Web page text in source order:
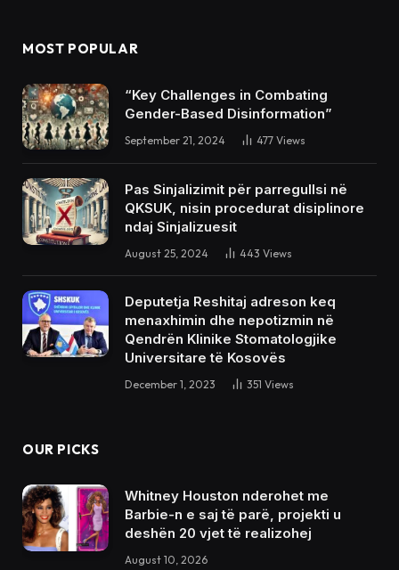
MOST POPULAR
“Key Challenges in Combating
Gender-Based Disinformation”
September 21, 2024 477 Views
Pas Sinjalizimit për parregullsi në
QKSUK, nisin procedurat disiplinore
ndaj Sinjalizuesit
August 25, 2024 443 Views
Deputetja Reshitaj adreson keq
menaxhimin dhe nepotizmin në
Qendrën Klinike Stomatologjike
Universitare të Kosovës
December 1, 2023 351 Views
OUR PICKS
Whitney Houston nderohet me
Barbie-n e saj të parë, projekti u
deshën 20 vjet të realizohej
August 10, 2026